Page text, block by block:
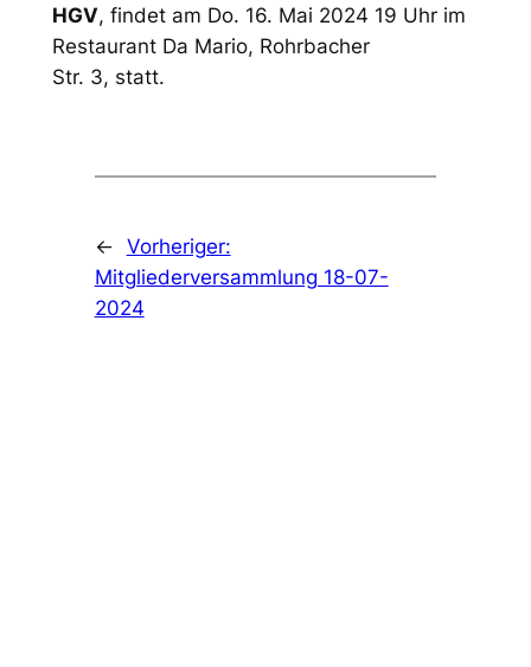
HGV, findet am Do. 16. Mai 2024 19 Uhr im
Restaurant Da Mario, Rohrbacher
Str. 3, statt.
← Vorheriger:
Mitgliederversammlung 18-07-
2024